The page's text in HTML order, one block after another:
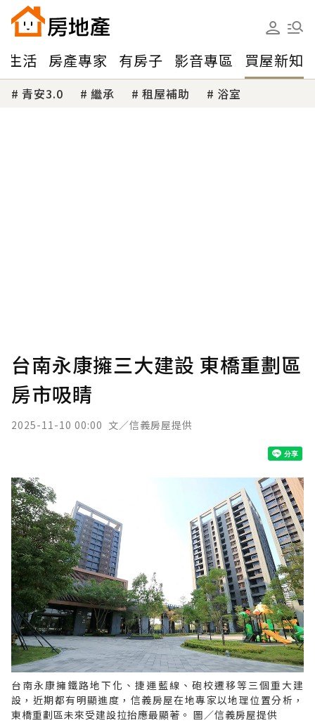
生活 房產專家 有房子 影音專區 買屋新知
青安3.0 繼承 租屋補助 浴室
台南永康擁三大建設 東橋重劃區
房市吸睛
2025-11-10 00:00 文／信義房屋提供
台南永康擁鐵路地下化、捷運藍線、砲校遷移等三個重大建
設，近期都有明顯進度，信義房屋在地專家以地理位置分析，
東橋重劃區未來受建設拉抬應最顯著。 圖／信義房屋提供